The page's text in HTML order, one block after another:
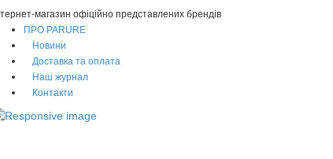
магазин офіційно представлених брендів
ПРО PARURE
Новини
Доставка та оплата
Наш журнал
Контакти